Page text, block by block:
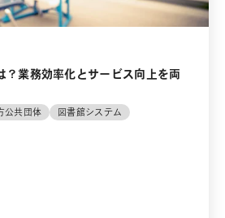
？業務効率化とサービス向上を両
公共団体
図書館システム